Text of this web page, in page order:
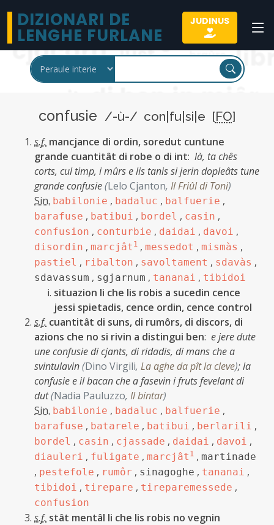
DIZIONARI DE
LENGHE FURLANE
JUDINUS
confusie /-ù-/ con|fu|si|e [FO]
s.f. mancjance di ordin, soredut cuntune
grande cuantitât di robe o di int: là, ta chês
corts, cul timp, i mûrs e lis tanis si jerin dopleâts tune
grande confusie(Lelo Cjanton, Il Friûl di Toni)
Sin. babilonie , badaluc , balfuerie ,
barafuse , batibui , bordel , casin ,
confusion , conturbie , daidai , davoi ,
disordin , marcjât 1 , messedot , mismàs ,
pastiel , ribalton , savoltament , sdavàs ,
sdavassum , sgjarnum , tananai , tibidoi
situazion li che lis robis a sucedin cence
jessi spietadis, cence ordin, cence control
s.f. cuantitât di suns, di rumôrs, di discors, di
azions che no si rivin a distingui ben: e jere dute
une confusie di cjants, di ridadis, di mans che a
svintulavin(Dino Virgili, La aghe da pît la cleve);la
confusie e il bacan che a fasevin i fruts fevelant di
dut(Nadia Pauluzzo, Il bintar)
Sin. babilonie , badaluc , balfuerie ,
barafuse , batarele , batibui , berlarili ,
bordel , casin , cjassade , daidai , davoi ,
diauleri , fuligate , marcjât 1 , martinade
, pestefole , rumôr , sinagoghe , tananai ,
tibidoi , tirepare , tireparemessede ,
confusion
s.f. stât mentâl li che lis robis no vegnin